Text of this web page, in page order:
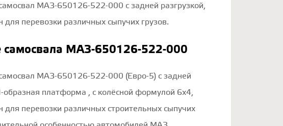
МАЗ-650126-522-000 с задней разгрузкой,
для перевозки различных сыпучих грузов.
самосвала МАЗ-650126-522-000
МАЗ-650126-522-000 (Евро-5) с задней
образная платформа , с колёсной формулой 6х4,
для перевозки различных строительных сыпучих